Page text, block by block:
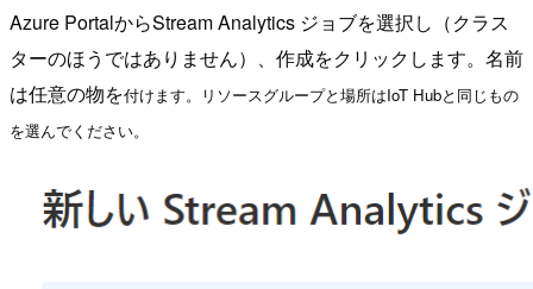
Azure PortalからStream Analytics ジョブを選択し（クラス
ターのほうではありません）、作成をクリックします。名前
は任意の物を付けます。リソースグループと場所はIoT Hubと同じもの
を選んでください。